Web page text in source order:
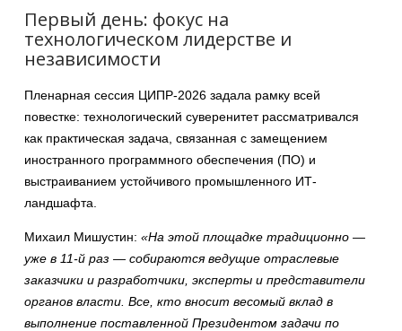
Первый день: фокус на
технологическом лидерстве и
независимости
Пленарная сессия ЦИПР-2026 задала рамку всей
повестке: технологический суверенитет рассматривался
как практическая задача, связанная с замещением
иностранного программного обеспечения (ПО) и
выстраиванием устойчивого промышленного ИТ-
ландшафта.
Михаил Мишустин: «На этой площадке традиционно —
уже в 11-й раз — собираются ведущие отраслевые
заказчики и разработчики, эксперты и представители
органов власти. Все, кто вносит весомый вклад в
выполнение поставленной Президентом задачи по